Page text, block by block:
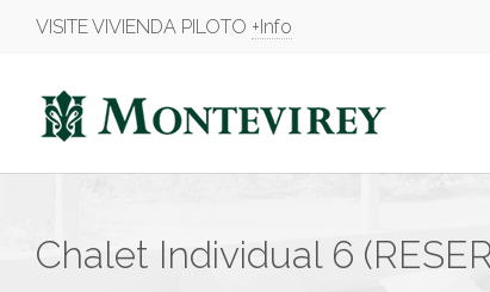
VISITE VIVIENDA PILOTO +Info
Chalet Individual 6